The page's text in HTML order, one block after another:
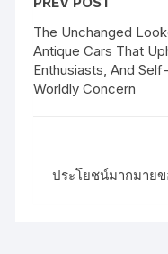
The Unchanged
Antique Cars That
Enthusiasts, And
Worldly Concern
ประโยชน์มากมาย